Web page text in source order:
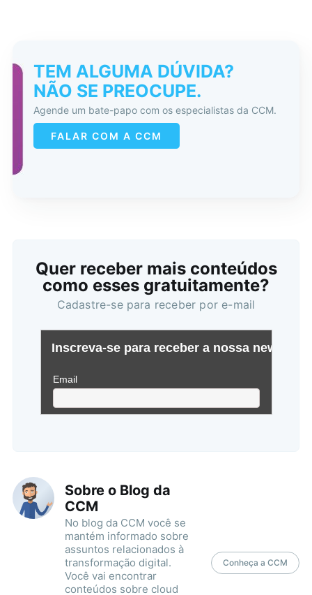
TEM ALGUMA DÚVIDA?
NÃO SE PREOCUPE.
Agende um bate-papo com os especialistas da CCM.
FALAR COM A CCM
Quer receber mais conteúdos
como esses gratuitamente?
Cadastre-se para receber por e-mail
Sobre o Blog da
CCM
No blog da CCM você se
mantém informado sobre
assuntos relacionados à
transformação digital.
Você vai encontrar
conteúdos sobre cloud
Conheça a CCM